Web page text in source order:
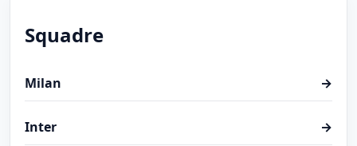
Squadre
Milan →
Inter →